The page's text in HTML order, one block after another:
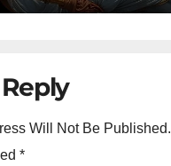
Will Not Be Published.
*